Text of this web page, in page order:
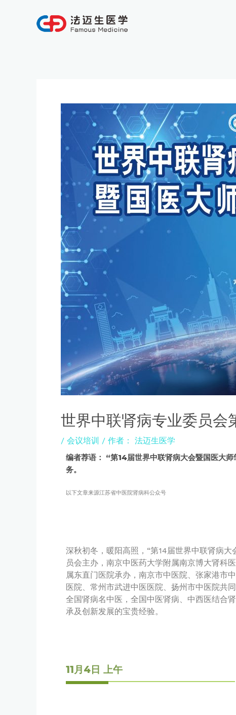
世界中联肾病专业委员会
/ 会议培训 / 作者：
法迈生医学
编者荐语： “第14届世界中联肾病大会暨国医大
务。
以下文章来源江苏省中医院肾病科公众号
深秋初冬，暖阳高照，“第14届世界中联肾病
员会主办，南京中医药大学附属南京博大肾科
属东直门医院承办，南京市中医院、张家港市
医院、常州市武进中医医院、扬州市中医院共
全国肾病名中医，全国中医肾病、中西医结合
承及创新发展的宝贵经验。
11月4日 上午